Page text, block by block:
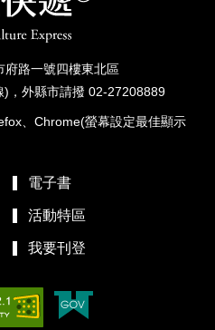
府路一號四樓東北區
，外縣市請撥 02-27208889
、Chrome(螢幕設定最佳顯示
電子書
活動特區
我要刊登